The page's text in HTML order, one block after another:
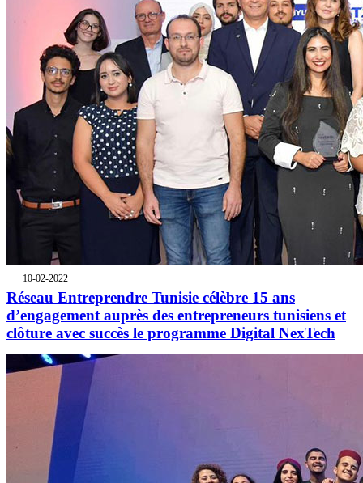
10-02-2022
Réseau Entreprendre Tunisie célèbre 15 ans
d’engagement auprès des entrepreneurs tunisiens et
clôture avec succès le programme Digital NexTech